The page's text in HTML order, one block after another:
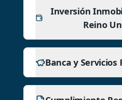
Inversión
Reino
Banca y Servicios